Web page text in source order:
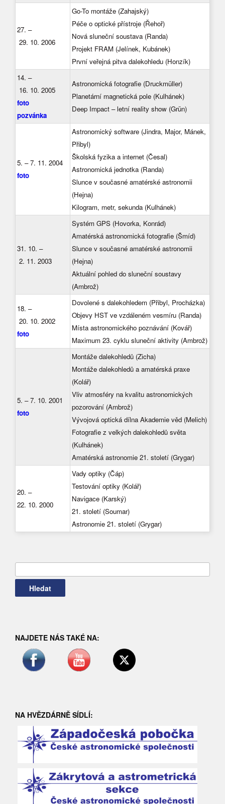
27. –
29. 10. 2006
Go-To montáže (Zahajský)
Péče o optické přístroje (Řehoř)
Nová sluneční soustava (Randa)
Projekt FRAM (Jelínek, Kubánek)
První veřejná pitva dalekohledu (Honzík)
14. –
16. 10. 2005
foto
pozvánka
Astronomická fotografie (Druckmüller)
Planetární magnetická pole (Kulhánek)
Deep Impact – letní reality show (Grün)
5. – 7. 11. 2004
foto
Astronomický software (Jindra, Major, Mánek,
Přibyl)
Školská fyzika a internet (Česal)
Astronomická jednotka (Randa)
Slunce v současné amatérské astronomii
(Hejna)
Kilogram, metr, sekunda (Kulhánek)
31. 10. –
2. 11. 2003
Systém GPS (Hovorka, Konrád)
Amatérská astronomická fotografie (Šmíd)
Slunce v současné amatérské astronomii
(Hejna)
Aktuální pohled do sluneční soustavy
(Ambrož)
18. –
20. 10. 2002
foto
Dovolené s dalekohledem (Přibyl, Procházka)
Objevy HST ve vzdáleném vesmíru (Randa)
Místa astronomického poznávání (Kovář)
Maximum 23. cyklu sluneční aktivity (Ambrož)
5. – 7. 10. 2001
foto
Montáže dalekohledů (Zicha)
Montáže dalekohledů a amatérská praxe
(Kolář)
Vliv atmosféry na kvalitu astronomických
pozorování (Ambrož)
Vývojová optická dílna Akademie věd (Melich)
Fotografie z velkých dalekohledů světa
(Kulhánek)
Amatérská astronomie 21. století (Grygar)
20. –
22. 10. 2000
Vady optiky (Čáp)
Testování optiky (Kolář)
Navigace (Karský)
21. století (Soumar)
Astronomie 21. století (Grygar)
NAJDETE NÁS TAKÉ NA:
NA HVĚZDÁRNĚ SÍDLÍ: